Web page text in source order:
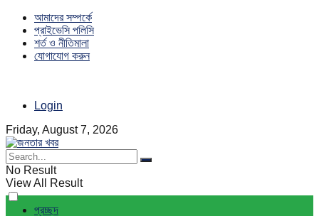
আমাদের সম্পর্কে
প্রাইভেসি পলিসি
শর্ত ও নীতিমালা
যোগাযোগ করুন
Login
Friday, August 7, 2026
No Result
View All Result
প্রচ্ছদ